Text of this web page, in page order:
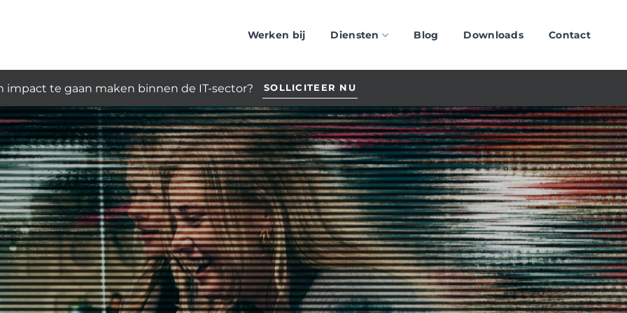
Werken bij Diensten Blog Downloads Contact
impact te gaan maken binnen de IT-sector? SOLLICITEER NU